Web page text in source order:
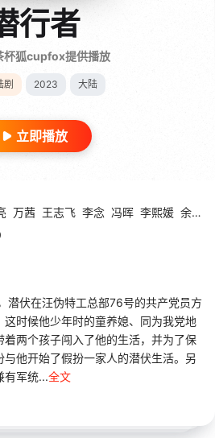
行者
杯狐cupfox提供播放
剧 2023 大陆
立即播放
万茜 王志飞 李念 冯晖 李熙媛 余骁睿
伏在汪伪特工总部76号的共产党员方
这时候他少年时的童养媳、同为我党地
着两个孩子闯入了他的生活，并为了保
与他开始了假扮一家人的潜伏生活。另
有军统...全文